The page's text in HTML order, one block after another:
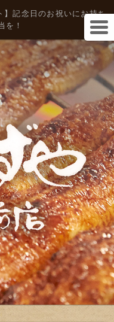
】記念日のお祝いにお持ち
を！